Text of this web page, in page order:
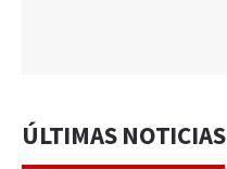
ÚLTIMAS NOTICIAS